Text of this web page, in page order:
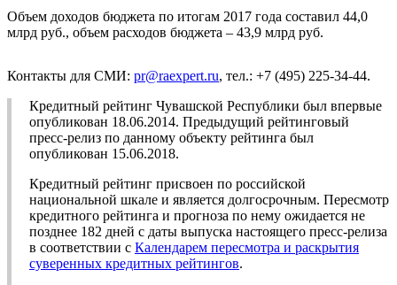
Объем доходов бюджета по итогам 2017 года составил 44,0
млрд руб., объем расходов бюджета – 43,9 млрд руб.
Контакты для СМИ: pr@raexpert.ru, тел.: +7 (495) 225-34-44.
Кредитный рейтинг Чувашской Республики был впервые
опубликован 18.06.2014. Предыдущий рейтинговый
пресс-релиз по данному объекту рейтинга был
опубликован 15.06.2018.
Кредитный рейтинг присвоен по российской
национальной шкале и является долгосрочным. Пересмотр
кредитного рейтинга и прогноза по нему ожидается не
позднее 182 дней с даты выпуска настоящего пресс-релиза
в соответствии с Календарем пересмотра и раскрытия
суверенных кредитных рейтингов.